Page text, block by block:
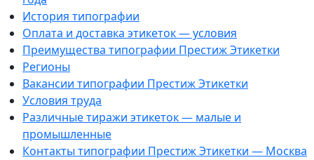
История типографии
Оплата и доставка этикеток — условия
Преимущества типографии Престиж Этикетки
Регионы
Вакансии типографии Престиж Этикетки
Условия труда
Различные тиражи этикеток — малые и
промышленные
Контакты типографии Престиж Этикетки — Москва